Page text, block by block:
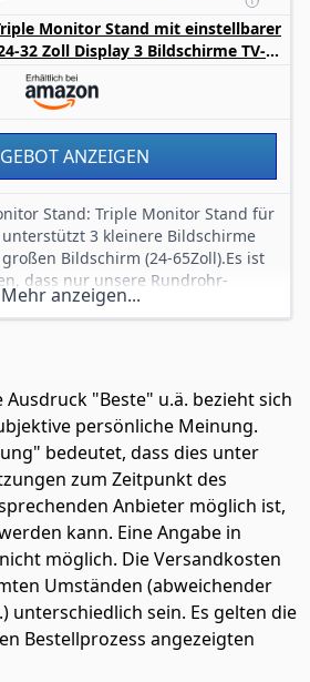
LS32D700EAUXEN
Monitor 32 Zoll, UHD, Anschlüsse: 1
1 x Kopfhörer, Inkl. HDMI-Kabel
auf aktuelle
und angepasst
Monitor Stand mit einstellbarer
32 Zoll Display 3 Bildschirme TV-
mit Rundrohr Racing Sim Cockpit
ANZEIGEN
Stand: Triple Monitor Stand für
3 kleinere Bildschirme
Bildschirm (24-65Zoll).Es ist
dass nur unsere Rundrohr-
Betrachtungsposition. Er
der Augen und verbessert die
Dieser Monitorständer ist
Montagelöchern von 75x75 mm
passt zu einer Vielzahl von
einer Anleitung und allem
für eine einfache Installation
Die robuste Flanschstruktur
und Haltbarkeit, die für die
eines Rennsimulators
Materialien sorgen für
Leistung
Mehr anzeigen...
"Beste" u.ä. bezieht sich
persönliche Meinung.
bedeutet, dass dies unter
zum Zeitpunkt des
Anbieter möglich ist,
kann. Eine Angabe in
möglich. Die Versandkosten
Umständen (abweichender
unterschiedlich sein. Es gelten die
Bestellprozess angezeigten